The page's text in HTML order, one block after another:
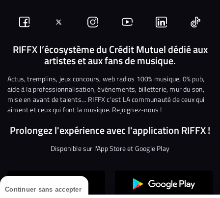
Continuer sans accepter
Suivez-
nous
Facebook
Suivez-
nous
sur
Twitter
Nous
rejoindre
sur
Instagram
Nous
rejoindre
sur
YouTube
Nous
rejoindre
sur
Linkedin
Nous
RIFFX l’écosystème du Crédit Mutuel dédié aux
artistes et aux fans de musique.
Actus, tremplins, jeux concours, web radios 100% musique, 0% pub,
aide à la professionnalisation, événements, billetterie, mur du son,
mise en avant de talents… RIFFX c’est LA communauté de ceux qui
aiment et ceux qui font la musique. Rejoignez-nous !
Prolongez l'expérience avec l'application RIFFX !
Disponible sur l'App Store et Google Play